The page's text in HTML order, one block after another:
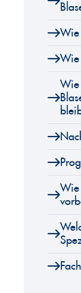
Wie
Wie
Wie
Wie